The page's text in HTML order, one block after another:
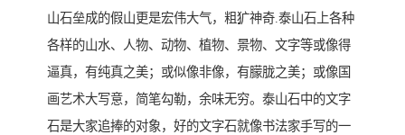
山石垒成的假山更是宏伟大气，粗犷神奇.泰山石上各种
各样的山水、人物、动物、植物、景物、文字等或像得
逼真，有纯真之美；或似像非像，有朦胧之美；或像国
画艺术大写意，简笔勾勒，余味无穷。泰山石中的文字
石是大家追捧的对象，好的文字石就像书法家手写的一